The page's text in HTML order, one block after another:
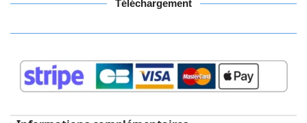
Téléchargement